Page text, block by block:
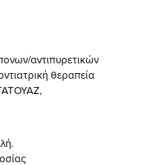
αντιπυρετικών
θεραπεία